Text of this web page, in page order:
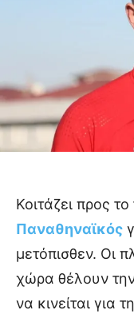
Κοιτάζει προς
Παναθηναϊκός
μετόπισθεν. Οι
χώρα θέλουν
να κινείται για